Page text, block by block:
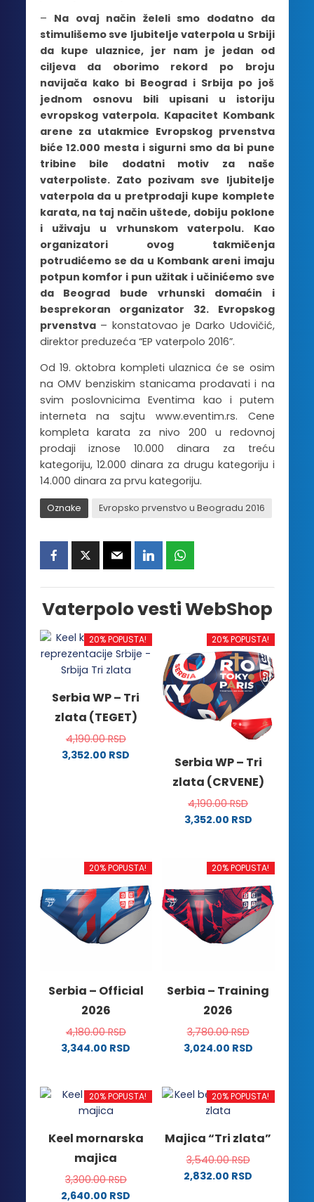
– Na ovaj način želeli smo dodatno da
stimulišemo sve ljubitelje vaterpola u Srbiji
da kupe ulaznice, jer nam je jedan od
ciljeva da oborimo rekord po broju
navijača kako bi Beograd i Srbija po još
jednom osnovu bili upisani u istoriju
evropskog vaterpola. Kapacitet Kombank
arene za utakmice Evropskog prvenstva
biće 12.000 mesta i sigurni smo da bi pune
tribine bile dodatni motiv za naše
vaterpoliste. Zato pozivam sve ljubitelje
vaterpola da u pretprodaji kupe komplete
karata, na taj način uštede, dobiju poklone
i uživaju u vrhunskom vaterpolu. Kao
organizatori ovog takmičenja
potrudićemo se da u Kombank areni imaju
potpun komfor i pun užitak i učinićemo sve
da Beograd bude vrhunski domaćin i
besprekoran organizator 32. Evropskog
prvenstva– konstatovao je Darko Udovičić,
direktor preduzeća “EP vaterpolo 2016”.
Od 19. oktobra kompleti ulaznica će se osim
na OMV benziskim stanicama prodavati i na
svim poslovnicima Eventima kao i putem
interneta na sajtu www.eventim.rs. Cene
kompleta karata za nivo 200 u redovnoj
prodaji iznose 10.000 dinara za treću
kategoriju, 12.000 dinara za drugu kategoriju i
14.000 dinara za prvu kategoriju.
Oznake Evropsko prvenstvo u Beogradu 2016
Vaterpolo vesti WebShop
20% POPUSTA!
Serbia WP – Tri
zlata (TEGET)
4,190.00RSD
3,352.00 RSD
mogu
izabrane
na
stranici
proizvoda.
20% POPUSTA!
Serbia WP – Tri
zlata (CRVENE)
4,190.00RSD
3,352.00 RSD
ima
varijanti.
Opcije
mogu
biti
stranici
proizvoda.
20% POPUSTA!
Serbia – Official
2026
4,180.00RSD
3,344.00 RSD
ima
više
Opcije
mogu
biti
izabrane
20% POPUSTA!
Serbia – Training
2026
3,780.00RSD
3,024.00 RSD
ima
više
Opcije
mogu
biti
20% POPUSTA!
Keel mornarska
majica
3,300.00RSD
2,640.00 RSD
20% POPUSTA!
Majica “Tri zlata”
3,540.00RSD
2,832.00 RSD